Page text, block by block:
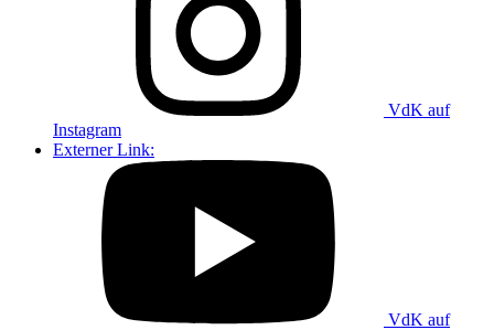
VdK auf
Instagram
Externer Link:
VdK auf